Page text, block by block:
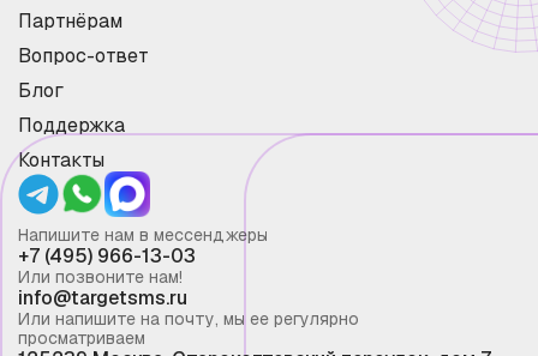
Партнёрам
Вопрос-ответ
Блог
Поддержка
Контакты
Напишите нам в мессенджеры
+7 (495) 966-13-03
Или позвоните нам!
info@targetsms.ru
Или напишите на почту, мы ее регулярно
просматриваем